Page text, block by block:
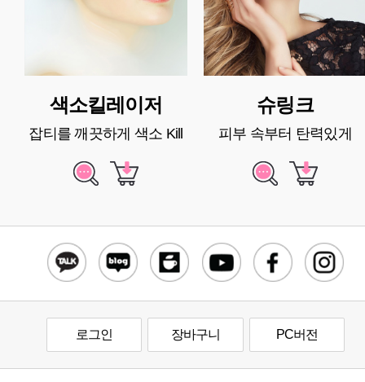
색소킬레이저
잡티를 깨끗하게 색소 Kill
슈링크
피부 속부터 탄력있게
로그인 장바구니 PC버전